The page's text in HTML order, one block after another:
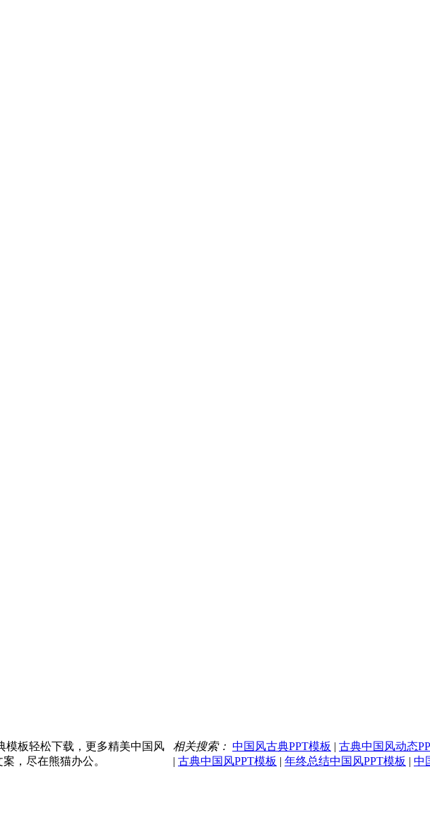
模板轻松下载，更多精美中国风
，尽在熊猫办公。
相关搜索： 中国风古典PPT模板 | 古典中国风动态
| 古典中国风PPT模板 | 年终总结中国风PPT模板 | 中